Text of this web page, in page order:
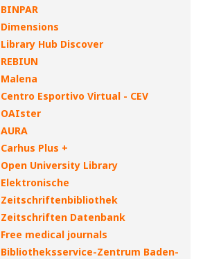
BINPAR
Dimensions
Library Hub Discover
REBIUN
Malena
Centro Esportivo Virtual - CEV
OAIster
AURA
Carhus Plus +
Open University Library
Elektronische
Zeitschriftenbibliothek
Zeitschriften Datenbank
Free medical journals
Bibliotheksservice-Zentrum Baden-